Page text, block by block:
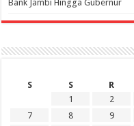
Bank Jambi Hingga Gubernur ‎
S
S R
1
2
7
8 9